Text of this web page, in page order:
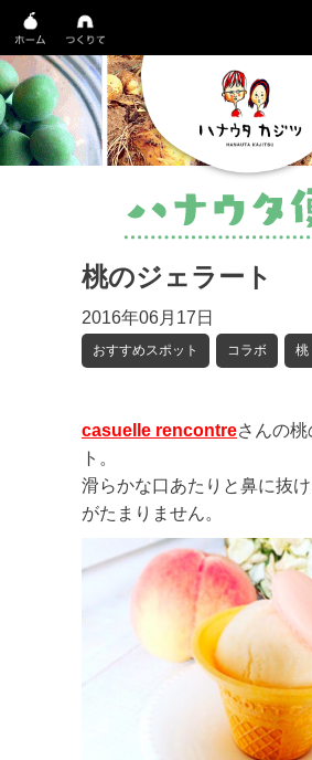
桃のジェラート
2016年06月17日
おすすめスポット コラボ 桃
casuelle rencontreさんの
ト。
滑らかな口あたりと鼻に抜
がたまりません。